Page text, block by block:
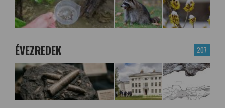
207
ÉVEZREDEK